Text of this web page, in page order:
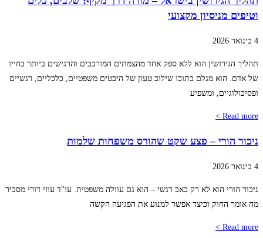
וטיפים מניסיון מקצועי
4 בינואר 2026
תהליך הגירושין הוא ללא ספק אחד מהצמתים המורכבים והרגישים ביותר בחייו
של אדם. הוא מגלם בתוכו שילוב טעון של היבטים משפטיים, כלכליים, רגשיים
ופסיכולוגיים, ומשפיע
Read more >
ניכור הורי – פצע שקט שהורס משפחות שלמות
4 בינואר 2026
ניכור הורי הוא לא רק כאב רגשי – הוא גם עוולה משפטית. עו"ד עוזי דורי מסביר
מה אומר החוק וכיצד אפשר למנוע את הפגיעה הקשה
Read more >